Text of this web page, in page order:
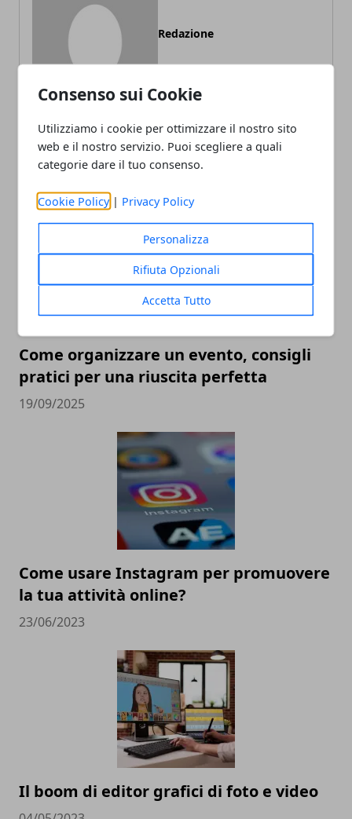
Consenso sui Cookie
Utilizziamo i cookie per ottimizzare il nostro sito
web e il nostro servizio. Puoi scegliere a quali
categorie dare il tuo consenso.
Cookie Policy | Privacy Policy
Personalizza
Rifiuta Opzionali
Accetta Tutto
Redazione
Come organizzare un evento, consigli
pratici per una riuscita perfetta
19/09/2025
Come usare Instagram per promuovere
la tua attività online?
23/06/2023
Il boom di editor grafici di foto e video